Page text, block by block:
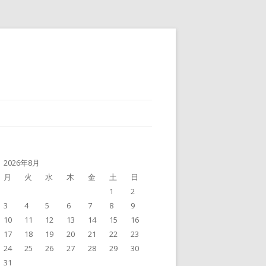
2026年8月
月
火 水 木 金 土
日
1
2
3
4 5 6 7 8
9
10
11 12 13 14 15
16
17
18 19 20 21 22
23
24
25 26 27 28 29
30
31